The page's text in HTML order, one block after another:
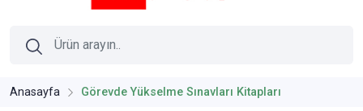
Anasayfa Görevde Yükselme Sınavları Kitapları